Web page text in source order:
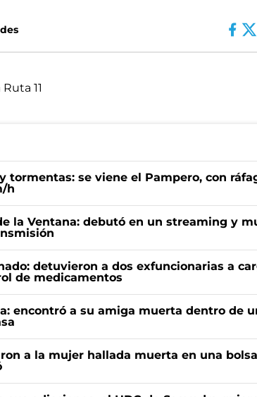
11
tormentas: se viene el Pampero, con
h
la Ventana: debutó en un streaming y
detuvieron a dos exfuncionarias a
de medicamentos
encontró a su amiga muerta dentro de
a la mujer hallada muerta en una